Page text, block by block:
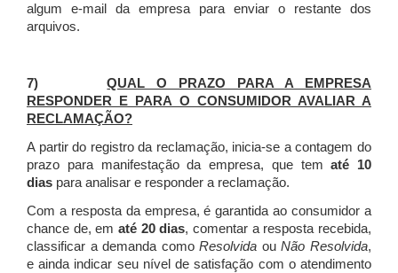
algum e-mail da empresa para enviar o restante dos
arquivos.
7)QUAL O PRAZO PARA A EMPRESA
RESPONDER E PARA O CONSUMIDOR AVALIAR A
RECLAMAÇÃO?
A partir do registro da reclamação, inicia-se a contagem do
prazo para manifestação da empresa, que tematé 10
dias para analisar e responder a reclamação.
Com a resposta da empresa, é garantida ao consumidor a
chance de, em até 20 dias, comentar a resposta recebida,
classificar a demanda comoResolvida ouNão Resolvida,
e ainda indicar seu nível de satisfação com o atendimento